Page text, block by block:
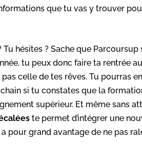
que tu vas y trouver
hésites ? Sache que Parcoursup
tu peux donc faire ta rentrée
celle de tes rêves. Tu pourras
si tu constates que la
supérieur. Et même sans
te permet d’intégrer une
pour grand avantage de ne pas